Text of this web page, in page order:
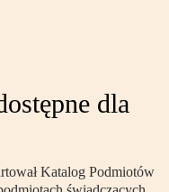
dla
Katalog Podmiotów